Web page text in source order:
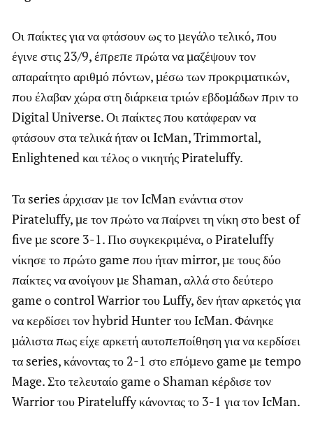
Οι παίκτες για να φτάσουν ως το μεγάλο τελικό, που
έγινε στις 23/9, έπρεπε πρώτα να μαζέψουν τον
απαραίτητο αριθμό πόντων, μέσω των προκριματικών,
που έλαβαν χώρα στη διάρκεια τριών εβδομάδων πριν το
Digital Universe. Οι παίκτες που κατάφεραν να
φτάσουν στα τελικά ήταν οι IcΜan, Trimmortal,
Enlightened και τέλος ο νικητής Pirateluffy.
Τα series άρχισαν με τον IcMan ενάντια στον
Pirateluffy, με τον πρώτο να παίρνει τη νίκη στο best of
five με score 3-1. Πιο συγκεκριμένα, ο Pirateluffy
νίκησε το πρώτο game που ήταν mirror, με τους δύο
παίκτες να ανοίγουν με Shaman, αλλά στο δεύτερο
game ο control Warrior του Luffy, δεν ήταν αρκετός για
να κερδίσει τον hybrid Hunter του IcMan. Φάνηκε
μάλιστα πως είχε αρκετή αυτοπεποίθηση για να κερδίσει
τα series, κάνοντας το 2-1 στο επόμενο game με tempo
Mage. Στο τελευταίο game ο Shaman κέρδισε τον
Warrior του Pirateluffy κάνοντας το 3-1 για τον IcMan.